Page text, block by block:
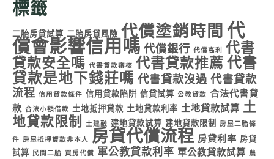
標籤
二胎房貸試算 二胎房貸風險 代償塗銷時間 代
償會影響信用嗎 代償銀行 代償高利
代書
貸款安全嗎 代書貸款審核 代書貸款推薦 代書
貸款是地下錢莊嗎 代書貸款沒過 代書貸款
流程 信用貸款條件 信用貸款陷阱 信貸試算 公教貸款 合法代書貸
款 合法小額借款 土地抵押貸款 土地貸款利率 土地貸款試算 土
地貸款限制
土建融 建地貸款試算 建地貸款限制 房屋二胎條
件 房屋抵押貸款非本人 房貸代償流程 房貸利率 房貸
試算
民間二胎 買房代償 軍公教貸款利率 軍公教貸款試算
農